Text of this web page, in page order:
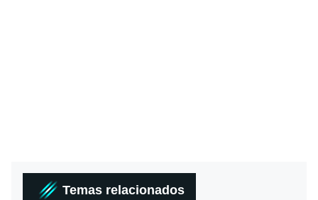
Temas relacionados